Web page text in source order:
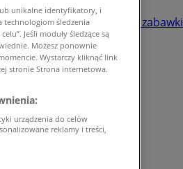
i kosmetyki Dzieci i zabawki
unikalne identyfikatory, i
technologiom śledzenia
Jeśli moduły śledzące są
Możesz ponownie
Wystarczy kliknąć link
stronie Strona internetowa.
urządzenia do celów
reklamy i treści,